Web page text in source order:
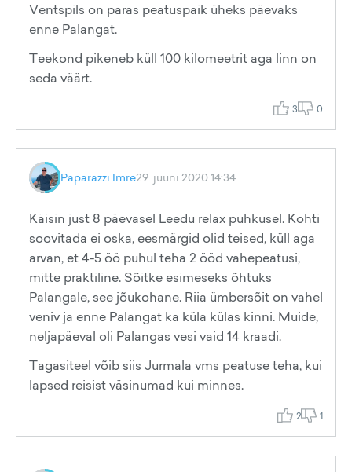
Ventspils on paras peatuspaik üheks päevaks
enne Palangat.
Teekond pikeneb küll 100 kilomeetrit aga linn on
seda väärt.
3 0
Paparazzi Imre29. juuni 2020 14:34
Käisin just 8 päevasel Leedu relax puhkusel. Kohti
soovitada ei oska, eesmärgid olid teised, küll aga
arvan, et 4-5 öö puhul teha 2 ööd vahepeatusi,
mitte praktiline. Sõitke esimeseks õhtuks
Palangale, see jõukohane. Riia ümbersõit on vahel
veniv ja enne Palangat ka küla külas kinni. Muide,
neljapäeval oli Palangas vesi vaid 14 kraadi.
Tagasiteel võib siis Jurmala vms peatuse teha, kui
lapsed reisist väsinumad kui minnes.
2 1